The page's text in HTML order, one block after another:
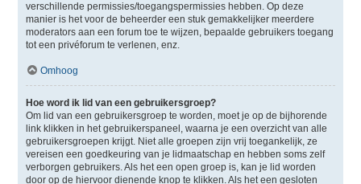
verschillende permissies/toegangspermissies hebben. Op deze
manier is het voor de beheerder een stuk gemakkelijker meerdere
moderators aan een forum toe te wijzen, bepaalde gebruikers toegang
tot een privéforum te verlenen, enz.
Omhoog
Hoe word ik lid van een gebruikersgroep?
Om lid van een gebruikersgroep te worden, moet je op de bijhorende
link klikken in het gebruikerspaneel, waarna je een overzicht van alle
gebruikersgroepen krijgt. Niet alle groepen zijn vrij toegankelijk, ze
vereisen een goedkeuring van je lidmaatschap en hebben soms zelf
verborgen gebruikers. Als het een open groep is, kan je lid worden
door op de hiervoor dienende knop te klikken. Als het een gesloten